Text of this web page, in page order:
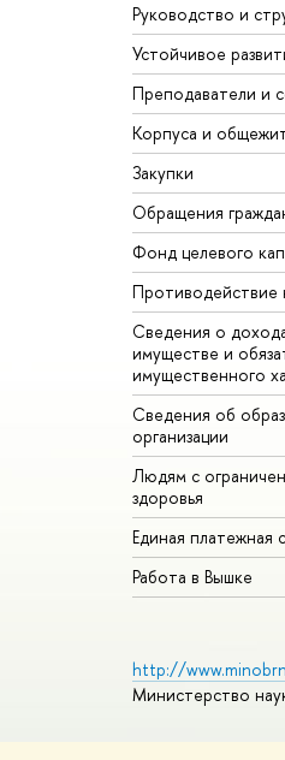
Руководство и
Устойчивое
Преподаватели и
Корпуса и
Закупки
Обращения
Фонд целевого
Противодействие
Сведения о
имуществе и
имущественного
Сведения об
организации
Людям с
здоровья
Единая платежная
Работа в Вышке
http://
Министерство